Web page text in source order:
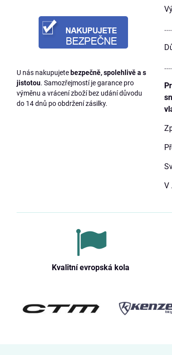
V
U nás nakupujete bezpečně, spolehlivě a s
jistotou. Samozřejmostí je garance pro
výměnu a vrácení zboží bez udání důvodu
do 14 dnů po obdržení zásilky.
Kvalitní evropská kola